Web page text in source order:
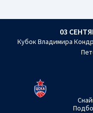
03
Кубок Владимира